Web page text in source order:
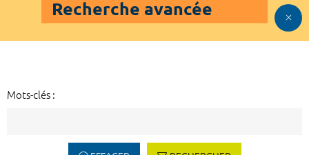
Recherche avancée
Mots-clés :